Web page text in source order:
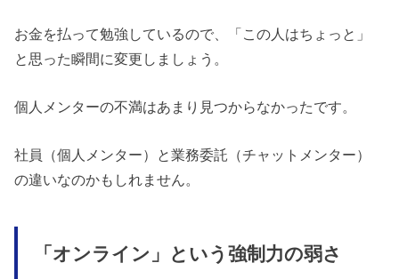
お金を払って勉強しているので、「この人はちょっと」
と思った瞬間に変更しましょう。
個人メンターの不満はあまり見つからなかったです。
社員（個人メンター）と業務委託（チャットメンター）
の違いなのかもしれません。
「オンライン」という強制力の弱さ